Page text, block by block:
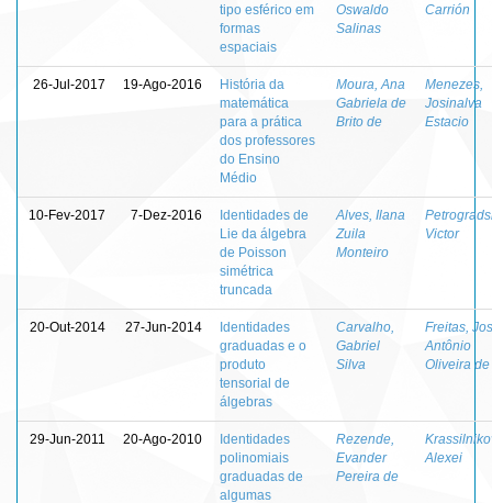
tipo esférico em
formas
espaciais
Oswaldo
Salinas
Carrión
26-Jul-2017 19-Ago-2016
História da
matemática
para a prática
dos professores
do Ensino
Médio
Moura, Ana
Gabriela de
Brito de
Menezes,
Josinalva
Estacio
10-Fev-2017 7-Dez-2016
Identidades de
Lie da álgebra
de Poisson
simétrica
truncada
Alves, Ilana
Zuila
Monteiro
Victor
20-Out-2014 27-Jun-2014
Identidades
graduadas e o
produto
tensorial de
álgebras
Carvalho,
Gabriel
Silva
Freitas,
Antônio
Oliveira de
29-Jun-2011 20-Ago-2010
Identidades
polinomiais
graduadas de
algumas
Rezende,
Evander
Pereira de
Alexei